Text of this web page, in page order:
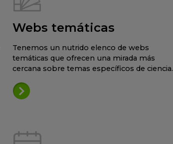
Webs temáticas
Tenemos un nutrido elenco de webs
temáticas que ofrecen una mirada más
cercana sobre temas específicos de ciencia.